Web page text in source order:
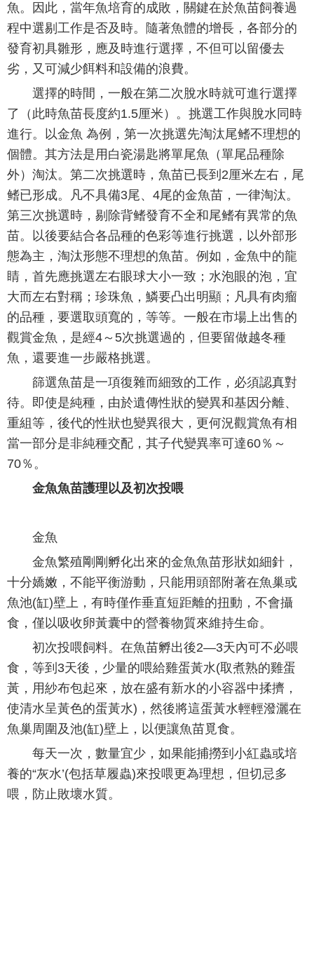
魚。因此，當年魚培育的成敗，關鍵在於魚苗飼養過
程中選剔工作是否及時。隨著魚體的增長，各部分的
發育初具雛形，應及時進行選擇，不但可以留優去
劣，又可減少餌料和設備的浪費。
選擇的時間，一般在第二次脫水時就可進行選擇
了（此時魚苗長度約1.5厘米）。挑選工作與脫水同時
進行。以金魚 為例，第一次挑選先淘汰尾鳍不理想的
個體。其方法是用白瓷湯匙將單尾魚（單尾品種除
外）淘汰。第二次挑選時，魚苗已長到2厘米左右，尾
鳍已形成。凡不具備3尾、4尾的金魚苗，一律淘汰。
第三次挑選時，剔除背鳍發育不全和尾鳍有異常的魚
苗。以後要結合各品種的色彩等進行挑選，以外部形
態為主，淘汰形態不理想的魚苗。例如，金魚中的龍
睛，首先應挑選左右眼球大小一致；水泡眼的泡，宜
大而左右對稱；珍珠魚，鱗要凸出明顯；凡具有肉瘤
的品種，要選取頭寬的，等等。一般在市場上出售的
觀賞金魚，是經4～5次挑選過的，但要留做越冬種
魚，還要進一步嚴格挑選。
篩選魚苗是一項復雜而細致的工作，必須認真對
待。即使是純種，由於遺傳性狀的變異和基因分離、
重組等，後代的性狀也變異很大，更何況觀賞魚有相
當一部分是非純種交配，其子代變異率可達60％～
70％。
金魚魚苗護理以及初次投喂
金魚
金魚繁殖剛剛孵化出來的金魚魚苗形狀如細針，
十分嬌嫩，不能平衡游動，只能用頭部附著在魚巢或
魚池(缸)壁上，有時僅作垂直短距離的扭動，不會攝
食，僅以吸收卵黃囊中的營養物質來維持生命。
初次投喂飼料。在魚苗孵出後2—3天內可不必喂
食，等到3天後，少量的喂給雞蛋黃水(取煮熟的雞蛋
黃，用紗布包起來，放在盛有新水的小容器中揉擠，
使清水呈黃色的蛋黃水)，然後將這蛋黃水輕輕潑灑在
魚巢周圍及池(缸)壁上，以便讓魚苗覓食。
每天一次，數量宜少，如果能捕撈到小紅蟲或培
養的“灰水’(包括草履蟲)來投喂更為理想，但切忌多
喂，防止敗壞水質。